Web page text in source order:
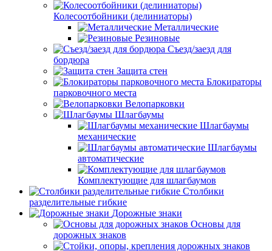
Колесоотбойники (делиниаторы)
Металлические
Резиновые
Съезд/заезд для
бордюра
Защита стен
Блокираторы
парковочного места
Велопарковки
Шлагбаумы
Шлагбаумы
механические
Шлагбаумы
автоматические
Комплектующие для шлагбаумов
Столбики
разделительные гибкие
Дорожные знаки
Основы для
дорожных знаков